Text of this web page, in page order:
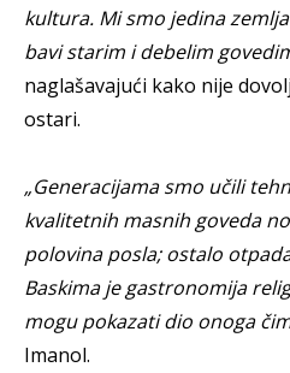
kultura. Mi smo jedina
bavi starim i debelim
naglašavajući kako nije
ostari.
„Generacijama smo učili
kvalitetnih masnih goveda
polovina posla; ostalo
Baskima je gastronomija
mogu pokazati dio onoga
Imanol.